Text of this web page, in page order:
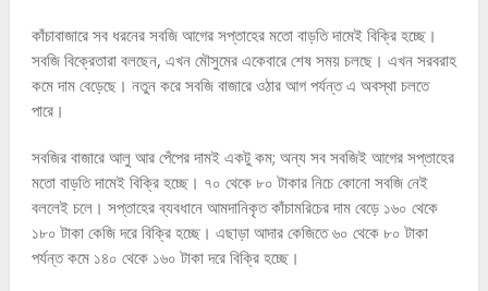
কাঁচাবাজারে সব ধরনের সবজি আগের সপ্তাহের মতো বাড়তি দামেই বিক্রি হচ্ছে।
সবজি বিক্রেতারা বলছেন, এখন মৌসুমের একেবারে শেষ সময় চলছে। এখন সরবরাহ
কমে দাম বেড়েছে। নতুন করে সবজি বাজারে ওঠার আগ পর্যন্ত এ অবস্থা চলতে
পারে।
সবজির বাজারে আলু আর পেঁপের দামই একটু কম; অন্য সব সবজিই আগের সপ্তাহের
মতো বাড়তি দামেই বিক্রি হচ্ছে। ৭০ থেকে ৮০ টাকার নিচে কোনো সবজি নেই
বললেই চলে। সপ্তাহের ব্যবধানে আমদানিকৃত কাঁচামরিচের দাম বেড়ে ১৬০ থেকে
১৮০ টাকা কেজি দরে বিক্রি হচ্ছে। এছাড়া আদার কেজিতে ৬০ থেকে ৮০ টাকা
পর্যন্ত কমে ১৪০ থেকে ১৬০ টাকা দরে বিক্রি হচ্ছে।